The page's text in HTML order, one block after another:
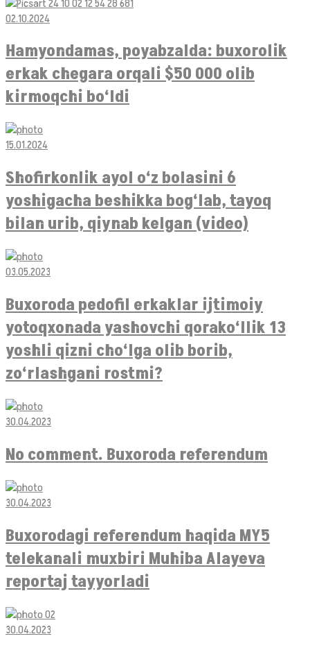
02.10.2024
Hamyondamas, poyabzalda: buxorolik
erkak chegara orqali $50 000 olib
kirmoqchi bo‘ldi
15.01.2024
Shofirkonlik ayol o‘z bolasini 6
yoshigacha beshikka bog‘lab, tayoq
bilan urib, qiynab kelgan (video)
03.05.2023
Buxoroda pedofil erkaklar ijtimoiy
yotoqxonada yashovchi qorako‘llik 13
yoshli qizni cho‘lga olib borib,
zo‘rlashgani rostmi?
30.04.2023
No comment. Buxoroda referendum
30.04.2023
Buxorodagi referendum haqida MY5
telekanali muxbiri Muhiba Alayeva
reportaj tayyorladi
30.04.2023